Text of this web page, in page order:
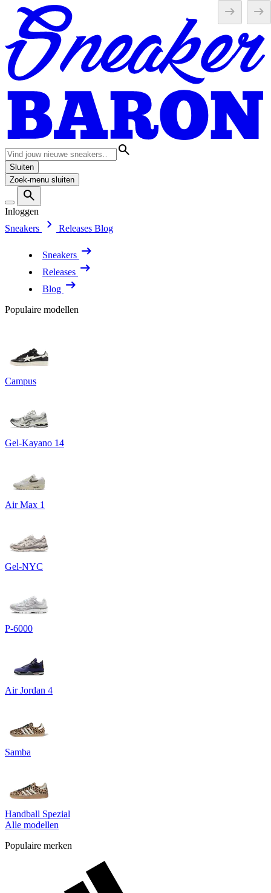
Sluiten
Zoek-menu sluiten
Inloggen
Sneakers
Releases Blog
Sneakers
Releases
Blog
Populaire modellen
Campus
Gel-Kayano 14
Air Max 1
Gel-NYC
P-6000
Air Jordan 4
Samba
Handball Spezial
Alle modellen
Populaire merken